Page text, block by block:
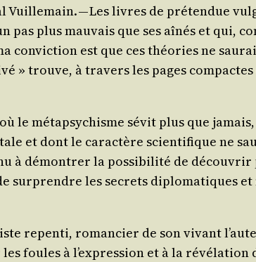
Vuille­main. — Les livres de pré­ten­due
plus mau­vais que ses aînés et qui,
convic­tion est que ces théo­ries ne
» trouve, à tra­vers les pages
le méta­psy­chisme sévit plus que
et dont le carac­tère scien­ti­fique ne
à démon­trer la pos­si­bi­li­té de
sur­prendre les secrets diplo­ma­tiques
repen­ti, roman­cier de son vivant
foules à l’expression et à la révé­la­tion